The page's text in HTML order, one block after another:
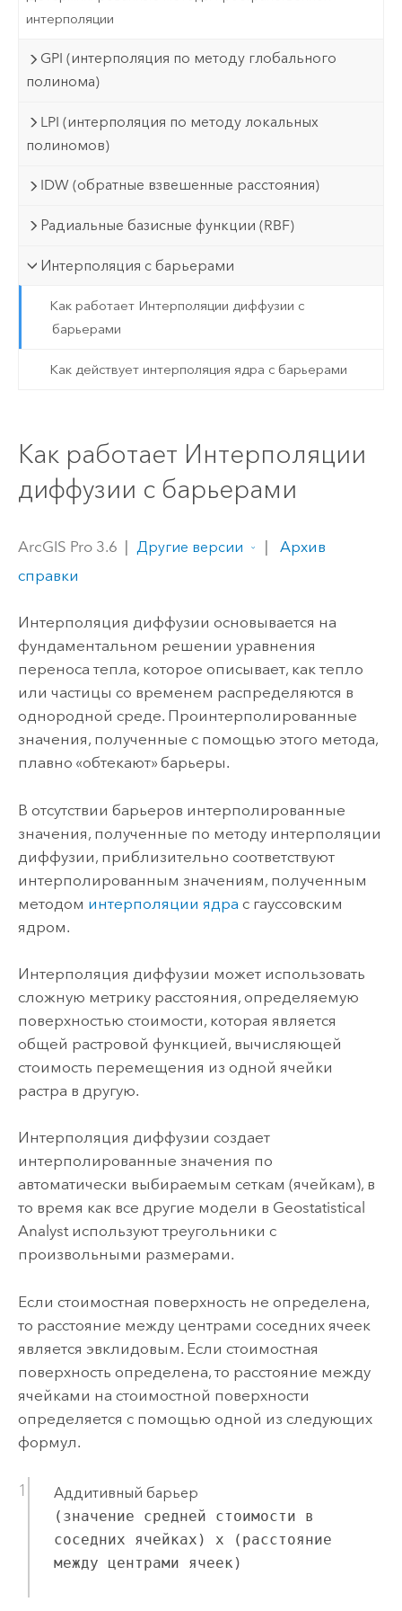
интерполяции
GPI (интерполяция по методу глобального
полинома)
LPI (интерполяция по методу локальных
полиномов)
IDW (обратные взвешенные расстояния)
Радиальные базисные функции (RBF)
Интерполяция с барьерами
Как работает Интерполяции диффузии с
барьерами
Как действует интерполяция ядра с барьерами
Как работает Интерполяции
диффузии с барьерами
ArcGIS Pro 3.6 | Другие версии |
Архив
справки
Интерполяция диффузии основывается на
фундаментальном решении уравнения
переноса тепла, которое описывает, как тепло
или частицы со временем распределяются в
однородной среде. Проинтерполированные
значения, полученные с помощью этого метода,
плавно «обтекают» барьеры.
В отсутствии барьеров интерполированные
значения, полученные по методу интерполяции
диффузии, приблизительно соответствуют
интерполированным значениям, полученным
методом интерполяции ядра с гауссовским
ядром.
Интерполяция диффузии может использовать
сложную метрику расстояния, определяемую
поверхностью стоимости, которая является
общей растровой функцией, вычисляющей
стоимость перемещения из одной ячейки
растра в другую.
Интерполяция диффузии создает
интерполированные значения по
автоматически выбираемым сеткам (ячейкам), в
то время как все другие модели в Geostatistical
Analystиспользуют треугольники с
произвольными размерами.
Если стоимостная поверхность не определена,
то расстояние между центрами соседних ячеек
является эвклидовым. Если стоимостная
поверхность определена, то расстояние между
ячейками на стоимостной поверхности
определяется с помощью одной из следующих
формул.
Аддитивный барьер
(значение средней стоимости в
соседних ячейках) x (расстояние
между центрами ячеек)